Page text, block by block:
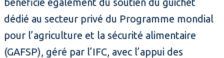
dédié au secteur privé du Programme mondial
pour l’agriculture et la sécurité alimentaire
(GAFSP), géré par l’IFC, avec l’appui des